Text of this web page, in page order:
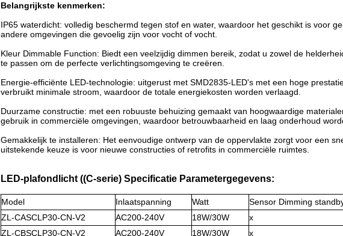
Belangrijkste kenmerken:
IP65 waterdicht: volledig beschermd tegen stof en water, waardoor het geschikt is voor
andere omgevingen die gevoelig zijn voor vocht of vocht.
Kleur Dimmable Function: Biedt een veelzijdig dimmen bereik, zodat u zowel de
te passen om de perfecte verlichtingsomgeving te creëren.
Energie-efficiënte LED-technologie: uitgerust met SMD2835-LED's met een hoge
verbruikt minimale stroom, waardoor de totale energiekosten worden verlaagd.
Duurzame constructie: met een robuuste behuizing gemaakt van hoogwaardige
gebruik in commerciële omgevingen, waardoor betrouwbaarheid en laag onderhoud
Gemakkelijk te installeren: Het eenvoudige ontwerp van de oppervlakte zorgt voor een
uitstekende keuze is voor nieuwe constructies of retrofits in commerciële ruimtes.
LED-plafondlicht ((C-serie) Specificatie Parametergegevens:
Model Inlaatspanning Watt Sensor Dimming
ZL-CASCLP30-CN-V2
AC200-240V 18W/30W x
ZL-CBSCLP30-CN-V2
AC200-240V 18W/30W x